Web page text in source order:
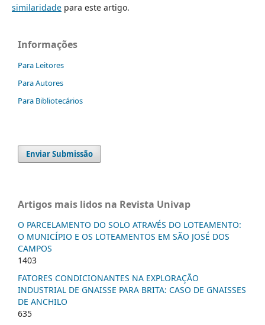
similaridadepara este artigo.
Informações
Para Leitores
Para Autores
Para Bibliotecários
Enviar Submissão
Artigos mais lidos na Revista Univap
O PARCELAMENTO DO SOLO ATRAVÉS DO LOTEAMENTO:
O MUNICÍPIO E OS LOTEAMENTOS EM SÃO JOSÉ DOS
CAMPOS
1403
FATORES CONDICIONANTES NA EXPLORAÇÃO
INDUSTRIAL DE GNAISSE PARA BRITA: CASO DE GNAISSES
DE ANCHILO
635